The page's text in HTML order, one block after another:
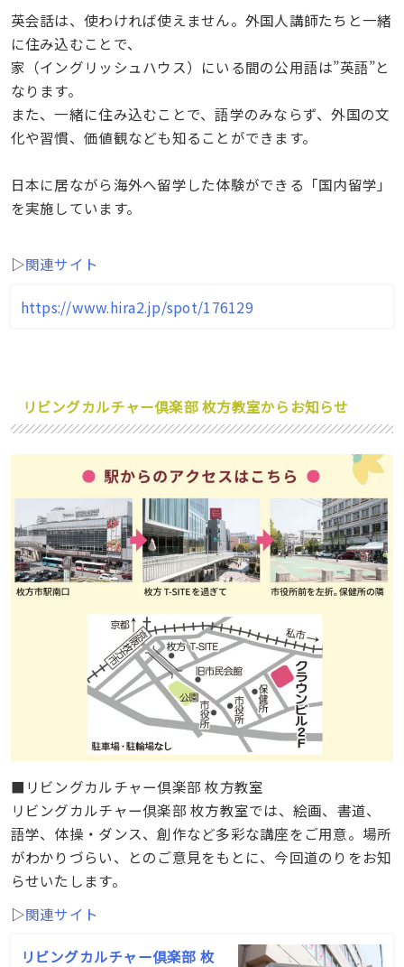
英会話は、使わければ使えません。外国人講師たちと一緒
に住み込むことで、
家（イングリッシュハウス）にいる間の公用語は”英語”と
なります。
また、一緒に住み込むことで、語学のみならず、外国の文
化や習慣、価値観なども知ることができます。
日本に居ながら海外へ留学した体験ができる「国内留学」
を実施しています。
▷関連サイト
https://www.hira2.jp/spot/176129
リビングカルチャー倶楽部 枚方教室からお知らせ
■リビングカルチャー倶楽部 枚方教室
リビングカルチャー倶楽部 枚方教室では、絵画、書道、
語学、体操・ダンス、創作など多彩な講座をご用意。場所
がわかりづらい、とのご意見をもとに、今回道のりをお知
らせいたします。
▷関連サイト
リビングカルチャー倶楽部 枚